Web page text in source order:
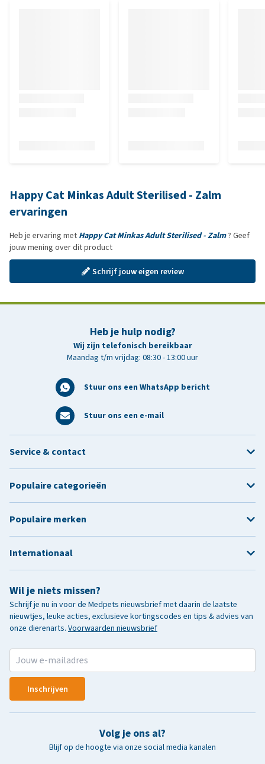
Happy Cat Minkas Adult Sterilised - Zalm
ervaringen
Heb je ervaring met Happy Cat Minkas Adult Sterilised - Zalm? Geef
jouw mening over dit product
Schrijf jouw eigen review
Heb je hulp nodig?
Wij zijn telefonisch bereikbaar
Maandag t/m vrijdag: 08:30 - 13:00 uur
Stuur ons een WhatsApp bericht
Stuur ons een e-mail
Wil je niets missen?
Schrijf je nu in voor de Medpets nieuwsbrief met daarin de laatste
nieuwtjes, leuke acties, exclusieve kortingscodes en tips & advies van
onze dierenarts. Voorwaarden nieuwsbrief
Inschrijven
Volg je ons al?
Blijf op de hoogte via onze social media kanalen
Service & contact
Populaire categorieën
Populaire merken
Internationaal